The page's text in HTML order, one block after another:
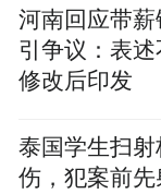
“桦加沙”的
过29℃，且
河南回应带
引争议：表
修改后印发
泰国学生扫
伤，犯案前